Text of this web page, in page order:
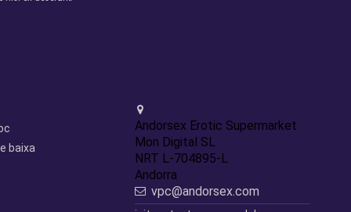
baixa
Andorsex Erotic Supermarket
Mon Digital SL
NRT L-704895-L
Andorra
vpc@andorsex.com